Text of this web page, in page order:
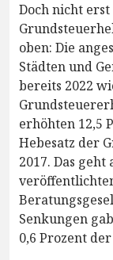
Doch nicht
oben: Die
Städten und
bereits 2022
erhöhten 12,5
Hebesatz der
2017. Das
Senkungen
0,6 Prozent